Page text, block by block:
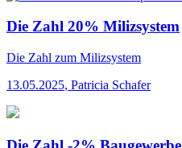
Die Zahl 20% Milizsystem
Die Zahl zum Milizsystem
13.05.2025, Patricia Schafer